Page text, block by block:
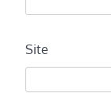
Site